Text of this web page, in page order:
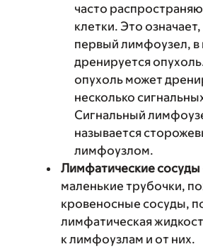
часто
клетки. Это означает,
первый лимфоузел, в
дренируется
опухоль может
несколько
Сигнальный
называется
лимфоузлом.
Лимфатические сосуды
маленькие трубочки,
кровеносные сосуды,
лимфатическая
к лимфоузлам и от них.